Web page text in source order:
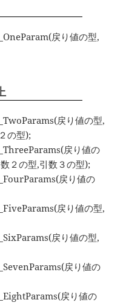
戻り値の型,
戻り値の型,
の型);
戻り値の
２の型,引数３の型);
戻り値の
戻り値の型,
戻り値の型,
戻り値の
戻り値の